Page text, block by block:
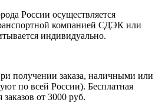
России осуществляется
компанией СДЭК или
индивидуально.
получении заказа, наличными или
по всей России). Бесплатная
от 3000 руб.